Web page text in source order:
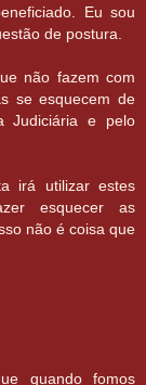
Eu sou
de postura.
não fazem com
se esquecem de
Judiciária e pelo
irá utilizar estes
esquecer as
não é coisa que
quando fomos